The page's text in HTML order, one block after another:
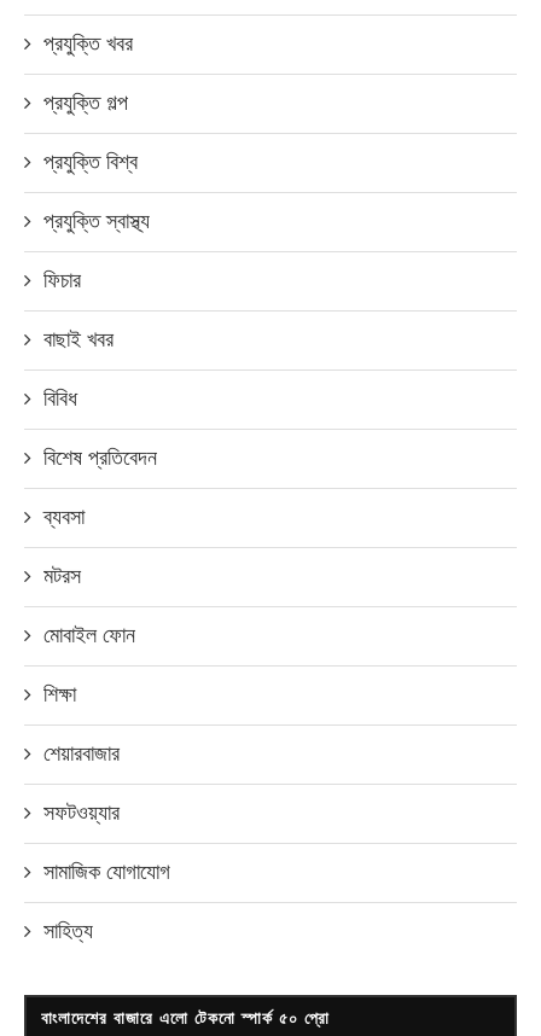
প্রযুক্তি খবর
প্রযুক্তি গল্প
প্রযুক্তি বিশ্ব
প্রযুক্তি স্বাস্থ্য
ফিচার
বাছাই খবর
বিবিধ
বিশেষ প্রতিবেদন
ব্যবসা
মটরস
মোবাইল ফোন
শিক্ষা
শেয়ারবাজার
সফটওয়্যার
সামাজিক যোগাযোগ
সাহিত্য
বাংলাদেশের বাজারে এলো টেকনো স্পার্ক ৫০ প্রো